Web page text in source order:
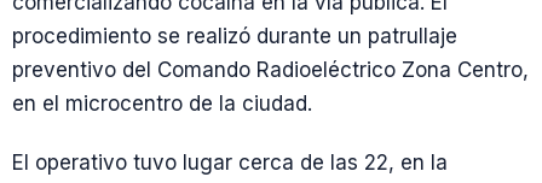
procedimiento se realizó durante un patrullaje
preventivo del Comando Radioeléctrico Zona Centro,
en el microcentro de la ciudad.
El operativo tuvo lugar cerca de las 22, en la